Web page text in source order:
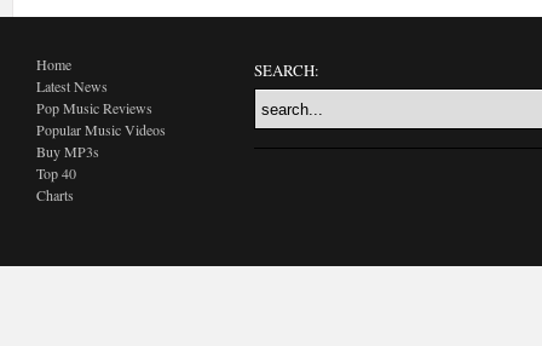
Home
Latest News
Pop Music Reviews
Popular Music Videos
Buy MP3s
Top 40
Charts
SEARCH: